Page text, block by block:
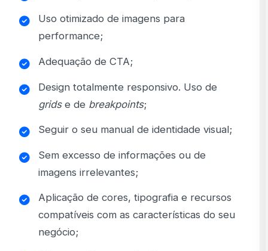
Uso otimizado de imagens para
performance;
Adequação de CTA;
Design totalmente responsivo. Uso de
gridse de breakpoints;
Seguir o seu manual de identidade visual;
Sem excesso de informações ou de
imagens irrelevantes;
Aplicação de cores, tipografia e recursos
compatíveis com as características do seu
negócio;